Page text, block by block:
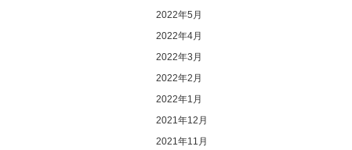
2022年5月
2022年4月
2022年3月
2022年2月
2022年1月
2021年12月
2021年11月